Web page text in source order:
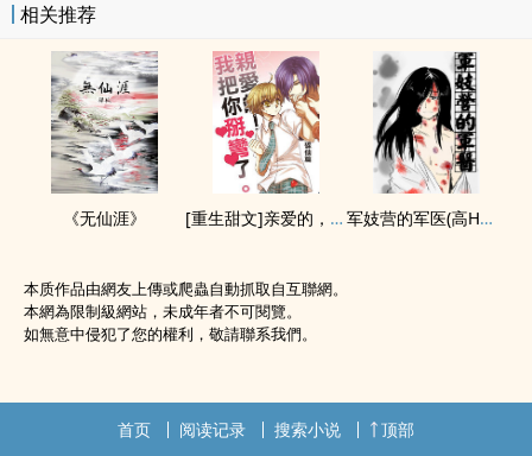
相关推荐
《无仙涯》 [重生甜文]亲爱的，我把你掰弯了 军妓营的军医(‍高‎H‍、NP、篇篇附插图)
本质作品由網友上傳或爬蟲自動抓取自互聯網。
本網為限制級網站，未成年者不可閱覽。
如無意中侵犯了您的權利，敬請聯系我們。
首页 阅读记录 搜索小说 顶部